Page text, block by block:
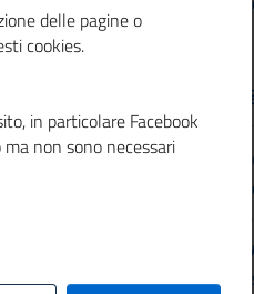
per esami,
personale
(2024)
progressioni
personale
posizioni di
Funzionari,
delle pagine o
cookies.
in particolare Facebook
non sono necessari